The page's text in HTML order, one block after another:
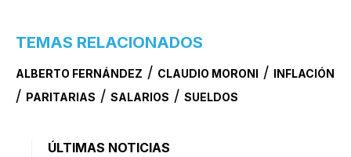
TEMAS RELACIONADOS
ALBERTO FERNÁNDEZ / CLAUDIO MORONI / INFLACIÓN
/ PARITARIAS / SALARIOS / SUELDOS
ÚLTIMAS NOTICIAS